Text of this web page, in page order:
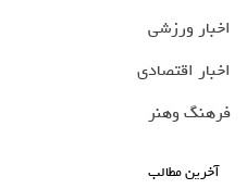
اخبار ورزشی
اخبار اقتصادی
فرهنگ وهنر
آخرین مطالب